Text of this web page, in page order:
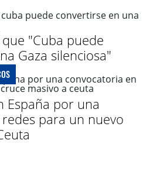
"Cuba puede
Gaza silenciosa"
España por una
para un nuevo